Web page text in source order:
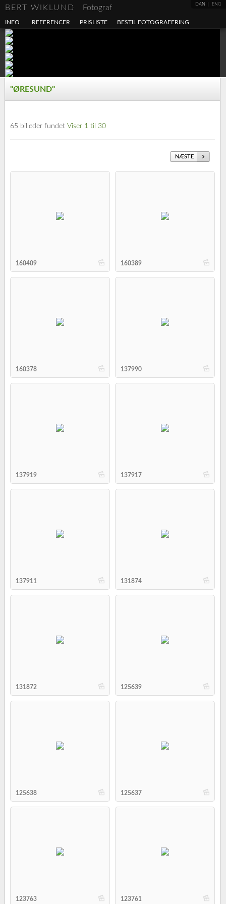
DAN ENG
BERT WIKLUND Fotograf
INFO REFERENCER PRISLISTE BESTIL FOTOGRAFERING
"ØRESUND"
65 billeder fundet Viser 1 til 30
NÆSTE
b
160409 b
160389
b
160378 b
137990
b
137919 b
137917
b
137911 b
131874
b
131872 b
125639
b
125638 b
125637
b
123763 b
123761